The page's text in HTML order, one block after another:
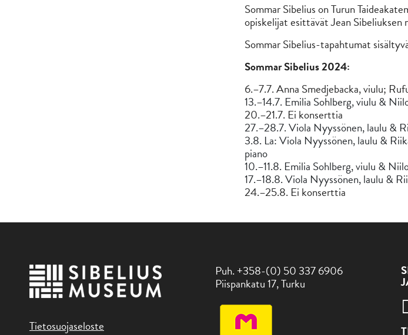
Sommar Sibelius on Turun
opiskelijat esittävät Jean
Sommar Sibelius-tapahtumat
Sommar Sibelius 2024:
6.–7.7. Anna Smedjebacka, viulu;
13.–14.7. Emilia Sohlberg, viulu &
20.–21.7. Ei konserttia
27.–28.7. Viola Nyyssönen, laulu &
3.8. La: Viola Nyyssönen, laulu &
piano
10.–11.8. Emilia Sohlberg, viulu &
17.–18.8. Viola Nyyssönen, laulu &
24.–25.8. Ei konserttia
Tietosuojaseloste
Puh. +358-(0) 50 337 6906
Piispankatu 17, Turku